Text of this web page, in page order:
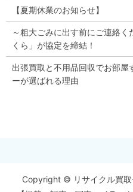
【夏期休業のお知らせ】
～粗大ごみに出す前にご連絡
くら」が協定を締結！
出張買取と不用品回収でお部屋
ーが選ばれる理由
Copyright © リサイクル買